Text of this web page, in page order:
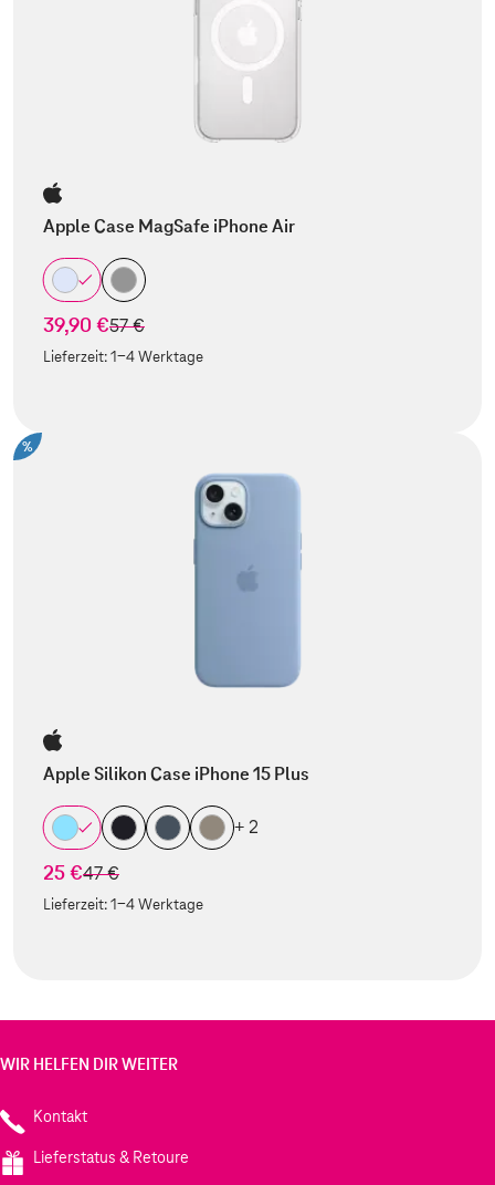
Apple Case MagSafe iPhone Air
39,90 €statt
57 €
Lieferzeit:1-4 Werktage
%
Apple Silikon Case iPhone 15 Plus
+ 2
25 €statt
47 €
Lieferzeit:1-4 Werktage
WIR HELFEN DIR WEITER
Kontakt
Lieferstatus & Retoure